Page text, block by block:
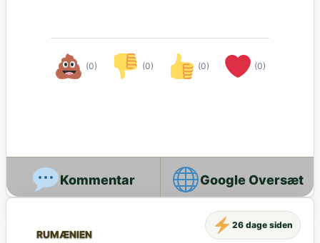
(0) (0) (0) (0)
Google Oversæt
RUMÆNIEN
26 dage siden